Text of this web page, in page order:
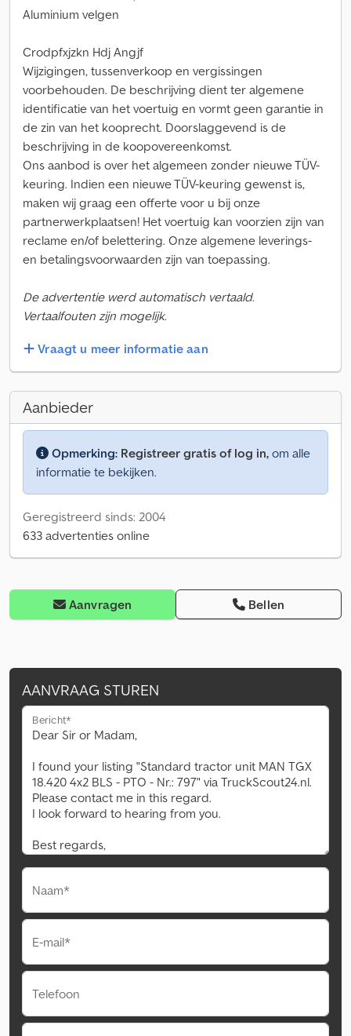
Aluminium velgen
Crodpfxjzkn Hdj Angjf
Wijzigingen, tussenverkoop en vergissingen
voorbehouden. De beschrijving dient ter algemene
identificatie van het voertuig en vormt geen garantie in
de zin van het kooprecht. Doorslaggevend is de
beschrijving in de koopovereenkomst.
Ons aanbod is over het algemeen zonder nieuwe TÜV-
keuring. Indien een nieuwe TÜV-keuring gewenst is,
maken wij graag een offerte voor u bij onze
partnerwerkplaatsen! Het voertuig kan voorzien zijn van
reclame en/of belettering. Onze algemene leverings-
en betalingsvoorwaarden zijn van toepassing.
De advertentie werd automatisch vertaald.
Vertaalfouten zijn mogelijk.
Vraagt u meer informatie aan
Aanbieder
Opmerking: Registreer gratis of log in, om alle
informatie te bekijken.
Geregistreerd sinds: 2004
633 advertenties online
Aanvragen Bellen
AANVRAAG STUREN
Bericht*
Naam*
E-mail*
Telefoon